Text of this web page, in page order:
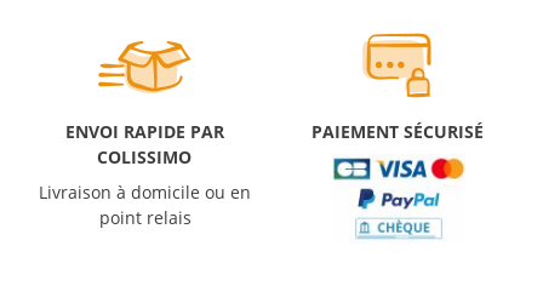
ENVOI RAPIDE PAR
COLISSIMO
Livraison à domicile ou en
point relais
PAIEMENT SÉCURISÉ